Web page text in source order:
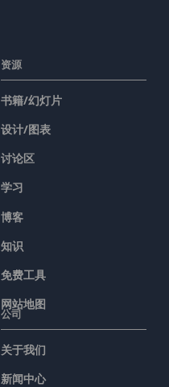
资源
书籍/幻灯片
设计/图表
讨论区
学习
博客
知识
免费工具
网站地图
公司
关于我们
新闻中心